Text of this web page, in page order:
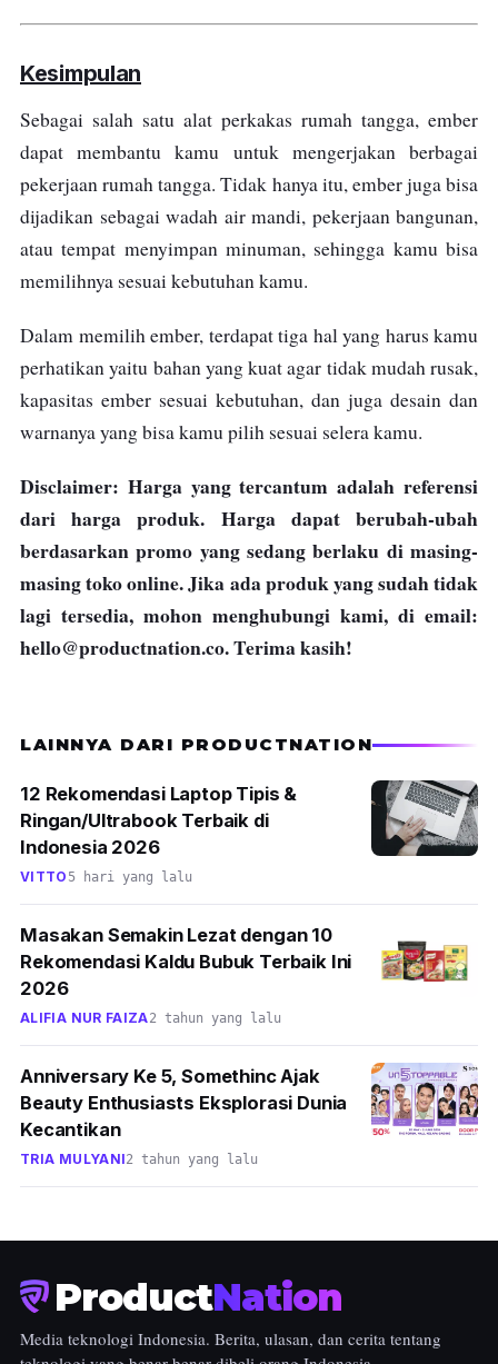
Kesimpulan
Sebagai salah satu alat perkakas rumah tangga, ember
dapat membantu kamu untuk mengerjakan berbagai
pekerjaan rumah tangga. Tidak hanya itu, ember juga bisa
dijadikan sebagai wadah air mandi, pekerjaan bangunan,
atau tempat menyimpan minuman, sehingga kamu bisa
memilihnya sesuai kebutuhan kamu.
Dalam memilih ember, terdapat tiga hal yang harus kamu
perhatikan yaitu bahan yang kuat agar tidak mudah rusak,
kapasitas ember sesuai kebutuhan, dan juga desain dan
warnanya yang bisa kamu pilih sesuai selera kamu.
Disclaimer: Harga yang tercantum adalah referensi
dari harga produk. Harga dapat berubah-ubah
berdasarkan promo yang sedang berlaku di masing-
masing toko online. Jika ada produk yang sudah tidak
lagi tersedia, mohon menghubungi kami, di email:
hello@productnation.co. Terima kasih!
LAINNYA DARI PRODUCTNATION
12 Rekomendasi Laptop Tipis &
Ringan/Ultrabook Terbaik di
Indonesia 2026
VITTO 5 hari yang lalu
Masakan Semakin Lezat dengan 10
Rekomendasi Kaldu Bubuk Terbaik Ini
2026
ALIFIA NUR FAIZA2 tahun yang lalu
Anniversary Ke 5, Somethinc Ajak
Beauty Enthusiasts Eksplorasi Dunia
Kecantikan
TRIA MULYANI2 tahun yang lalu
ProductNation
Media teknologi Indonesia. Berita, ulasan, dan cerita tentang